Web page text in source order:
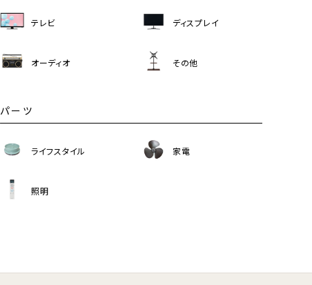
テレビ ディスプレイ
オーディオ その他
パーツ
ライフスタイル 家電
照明